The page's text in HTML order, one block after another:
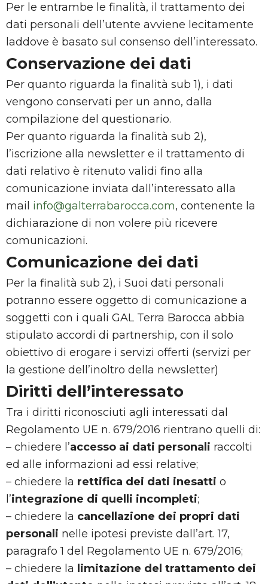
Per le entrambe le finalità, il trattamento dei
dati personali dell’utente avviene lecitamente
laddove è basato sul consenso dell’interessato.
Conservazione dei dati
Per quanto riguarda la finalità sub 1), i dati
vengono conservati per un anno, dalla
compilazione del questionario.
Per quanto riguarda la finalità sub 2),
l’iscrizione alla newsletter e il trattamento di
dati relativo è ritenuto validi fino alla
comunicazione inviata dall’interessato alla
mail info@galterrabarocca.com, contenente la
dichiarazione di non volere più ricevere
comunicazioni.
Comunicazione dei dati
Per la finalità sub 2), i Suoi dati personali
potranno essere oggetto di comunicazione a
soggetti con i quali GAL Terra Barocca abbia
stipulato accordi di partnership, con il solo
obiettivo di erogare i servizi offerti (servizi per
la gestione dell’inoltro della newsletter)
Diritti dell’interessato
Tra i diritti riconosciuti agli interessati dal
Regolamento UE n. 679/2016 rientrano quelli di:
– chiedere l’accesso ai dati personali raccolti
ed alle informazioni ad essi relative;
– chiedere la rettifica dei dati inesatti o
l’integrazione di quelli incompleti;
– chiedere la cancellazione dei propri dati
personali nelle ipotesi previste dall’art. 17,
paragrafo 1 del Regolamento UE n. 679/2016;
– chiedere la limitazione del trattamento dei